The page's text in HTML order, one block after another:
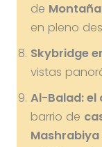
de
en pleno
Skybridge
vistas
Al-Balad: el
barrio de
Mashrabiya